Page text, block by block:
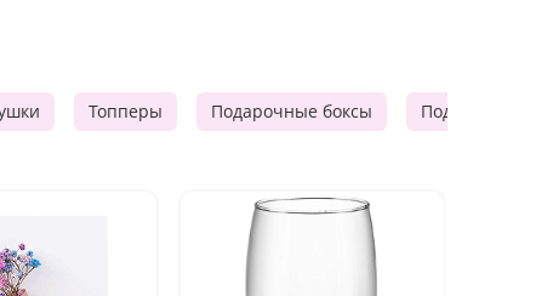
Топперы Подарочные боксы Подарочные